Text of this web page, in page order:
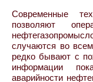
Современные
позволяют
случаются во
редко бывают с
информации
аварийности